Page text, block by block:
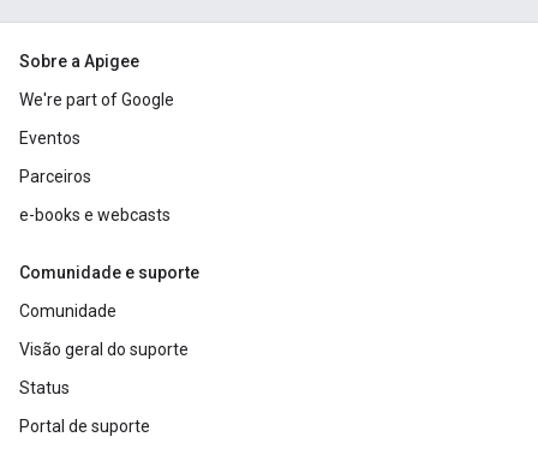
Sobre a Apigee
We're part of Google
Eventos
Parceiros
e-books e webcasts
Comunidade e suporte
Comunidade
Visão geral do suporte
Status
Portal de suporte